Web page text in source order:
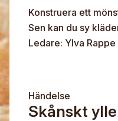
Konstruera ett
Sen kan du sy
Ledare: Ylva Rappe
Händelse
Skånskt